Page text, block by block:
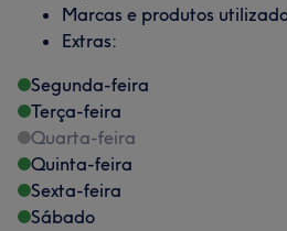
Marcas e produtos
Extras:
Segunda-feira
Terça-feira
Quarta-feira
Quinta-feira
Sexta-feira
Sábado